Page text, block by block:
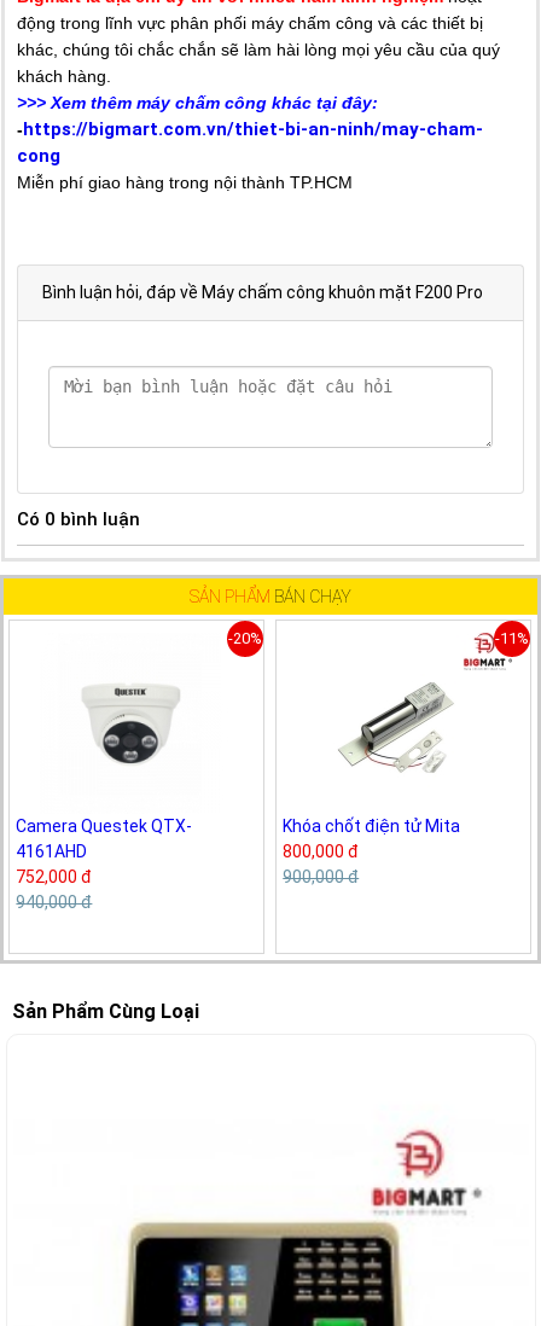
động trong lĩnh vực phân phối máy chấm công và các thiết bị
khác, chúng tôi chắc chắn sẽ làm hài lòng mọi yêu cầu của quý
khách hàng.
>>> Xem thêm máy chấm công khác tại đây:
-https://bigmart.com.vn/thiet-bi-an-ninh/may-cham-
cong
Miễn phí giao hàng trong nội thành TP.HCM
Bình luận hỏi, đáp về Máy chấm công khuôn mặt F200 Pro
Có 0 bình luận
SẢN PHẨM BÁN CHẠY
-20%
Camera Questek QTX-
4161AHD
752,000 đ
940,000 đ
-11%
Khóa chốt điện tử Mita
800,000 đ
900,000 đ
Sản Phẩm Cùng Loại